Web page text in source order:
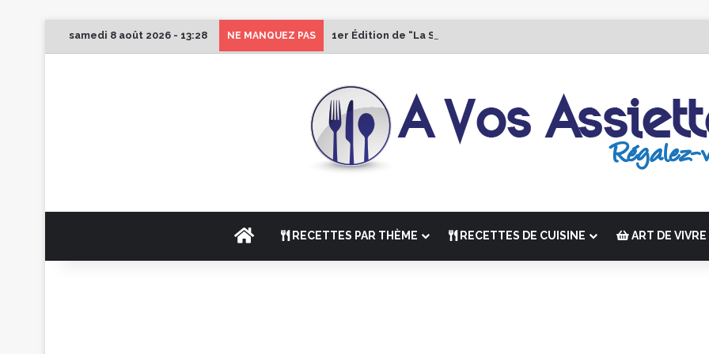
samedi 8 août 2026 - 13:28 NE MANQUEZ PAS 1er Édition de “La Semaine des Chefs” du 19 au 24 octobre 2026
ACCUEILRECETTES PAR THÈME RECETTES DE CUISINE ART DE VIVRE